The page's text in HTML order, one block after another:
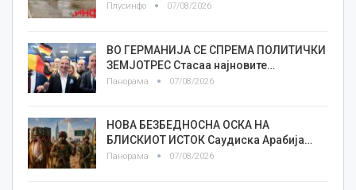
Плусинфо 07/08/2026
ВО ГЕРМАНИЈА СЕ СПРЕМА ПОЛИТИЧКИ
ЗЕМЈОТРЕС Стасаа најновите…
Панорама 07/08/2026
НОВА БЕЗБЕДНОСНА ОСКА НА
БЛИСКИОТ ИСТОК Саудиска Арабија…
Панорама 07/08/2026